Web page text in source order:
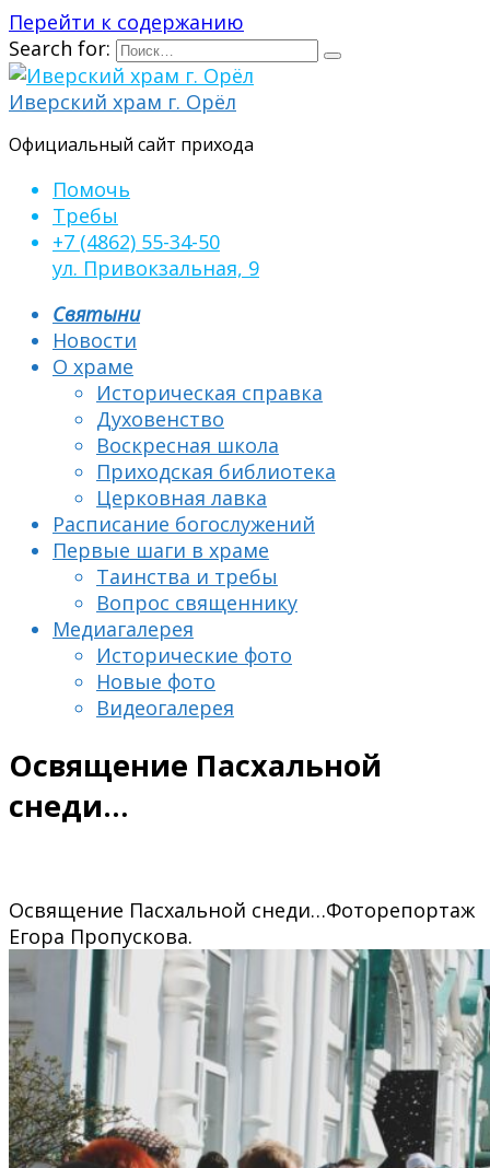
Перейти к содержанию
Search for:
Иверский храм г. Орёл
Официальный сайт прихода
Помочь
Требы
+7 (4862) 55-34-50
ул. Привокзальная, 9
Святыни
Новости
О храме
Историческая справка
Духовенство
Воскресная школа
Приходская библиотека
Церковная лавка
Расписание богослужений
Первые шаги в храме
Таинства и требы
Вопрос священнику
Медиагалерея
Исторические фото
Новые фото
Видеогалерея
Освящение Пасхальной
снеди…
Освящение Пасхальной снеди…Фоторепортаж
Егора Пропускова.